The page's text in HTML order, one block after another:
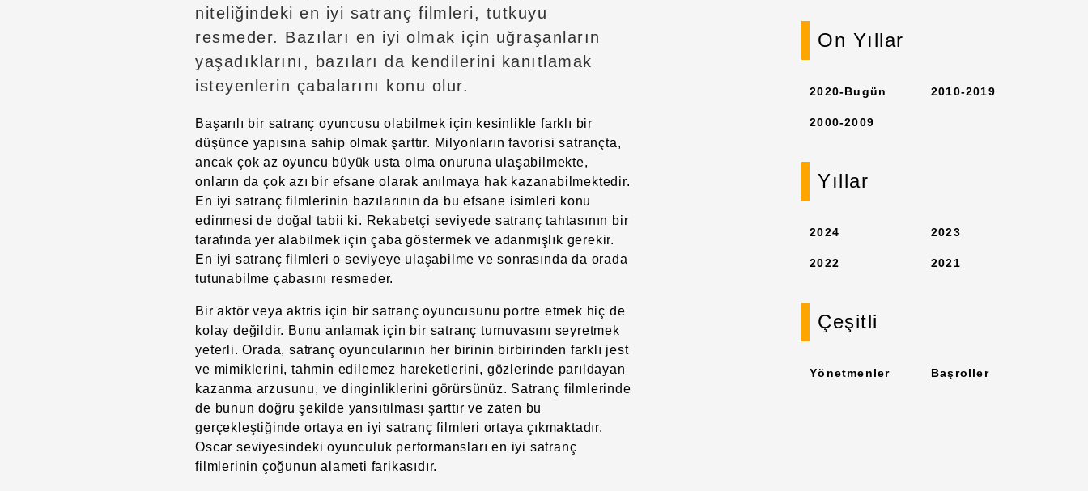
niteliğindeki en iyi satranç filmleri, tutkuyu
resmeder. Bazıları en iyi olmak için uğraşanların
yaşadıklarını, bazıları da kendilerini kanıtlamak
isteyenlerin çabalarını konu olur.
Başarılı bir satranç oyuncusu olabilmek için kesinlikle farklı bir
düşünce yapısına sahip olmak şarttır. Milyonların favorisi satrançta,
ancak çok az oyuncu büyük usta olma onuruna ulaşabilmekte,
onların da çok azı bir efsane olarak anılmaya hak kazanabilmektedir.
En iyi satranç filmlerinin bazılarının da bu efsane isimleri konu
edinmesi de doğal tabii ki. Rekabetçi seviyede satranç tahtasının bir
tarafında yer alabilmek için çaba göstermek ve adanmışlık gerekir.
En iyi satranç filmleri o seviyeye ulaşabilme ve sonrasında da orada
tutunabilme çabasını resmeder.
Bir aktör veya aktris için bir satranç oyuncusunu portre etmek hiç de
kolay değildir. Bunu anlamak için bir satranç turnuvasını seyretmek
yeterli. Orada, satranç oyuncularının her birinin birbirinden farklı jest
ve mimiklerini, tahmin edilemez hareketlerini, gözlerinde parıldayan
kazanma arzusunu, ve dinginliklerini görürsünüz. Satranç filmlerinde
de bunun doğru şekilde yansıtılması şarttır ve zaten bu
gerçekleştiğinde ortaya en iyi satranç filmleri ortaya çıkmaktadır.
Oscar seviyesindeki oyunculuk performansları en iyi satranç
filmlerinin çoğunun alameti farikasıdır.
On Yıllar
2020-Bugün
2000-2009
2010-2019
Yıllar
2024
2022
2023
2021
Çeşitli
Yönetmenler Başroller